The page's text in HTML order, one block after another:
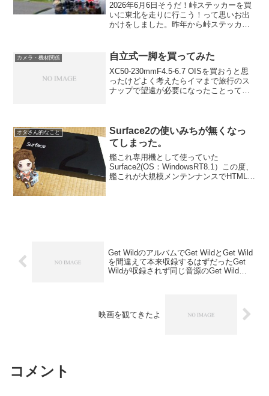
2026年6月6日そうだ！峠ステッカーを買
いに東北を走りに行こう！って思いお出
かけをしました。昨年から峠ステッカー
6月の段階で残り10枚になっていた。(新
規発売の可...
カメラ・機材関係 自立式一脚を買ってみた
XC50-230mmF4.5-6.7 OISを買おうと思
ったけどよく考えたらイマまで旅行のス
ナップで望遠が必要になったことって無
オタさん的なこと
Surface2の使いみちが無くなっ
てしまった。
艦これ専用機として使っていた
Surface2(OS：WindowsRT8.1）この度、
艦これが大規模メンテンナンスでHTML5
Get WildのアルバムでGet WildとGet Wild
を間違えて本来収録するはずだったGet
Wildが収録されず同じ音源のGet Wildが2
映画を観てきたよ
コメント